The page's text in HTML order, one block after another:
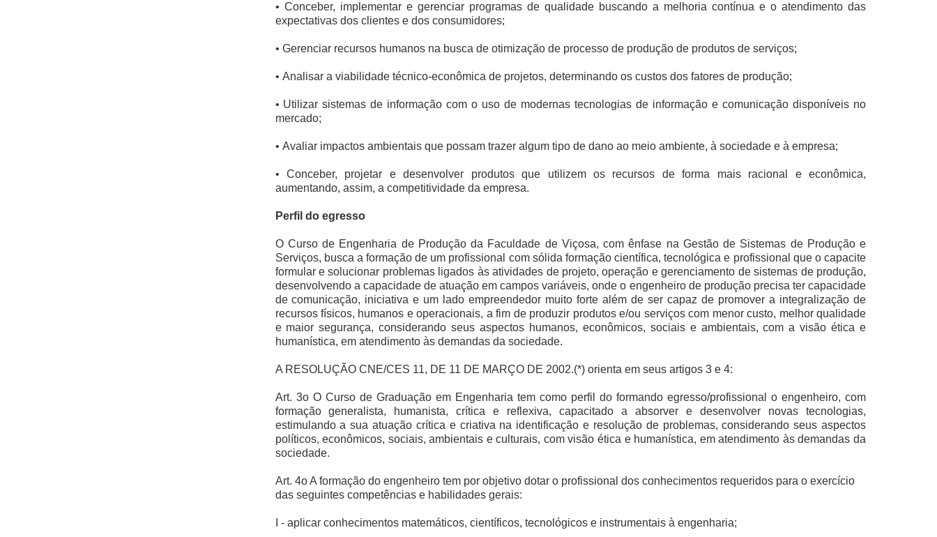
• Conceber, implementar e gerenciar programas de qualidade buscando a melhoria contínua e o atendimento das
expectativas dos clientes e dos consumidores;
• Gerenciar recursos humanos na busca de otimização de processo de produção de produtos de serviços;
• Analisar a viabilidade técnico-econômica de projetos, determinando os custos dos fatores de produção;
• Utilizar sistemas de informação com o uso de modernas tecnologias de informação e comunicação disponíveis no
mercado;
• Avaliar impactos ambientais que possam trazer algum tipo de dano ao meio ambiente, à sociedade e à empresa;
• Conceber, projetar e desenvolver produtos que utilizem os recursos de forma mais racional e econômica,
aumentando, assim, a competitividade da empresa.
Perfil do egresso
O Curso de Engenharia de Produção da Faculdade de Viçosa, com ênfase na Gestão de Sistemas de Produção e
Serviços, busca a formação de um profissional com sólida formação científica, tecnológica e profissional que o capacite
formular e solucionar problemas ligados às atividades de projeto, operação e gerenciamento de sistemas de produção,
desenvolvendo a capacidade de atuação em campos variáveis, onde o engenheiro de produção precisa ter capacidade
de comunicação, iniciativa e um lado empreendedor muito forte além de ser capaz de promover a integralização de
recursos físicos, humanos e operacionais, a fim de produzir produtos e/ou serviços com menor custo, melhor qualidade
e maior segurança, considerando seus aspectos humanos, econômicos, sociais e ambientais, com a visão ética e
humanística, em atendimento às demandas da sociedade.
A RESOLUÇÃO CNE/CES 11, DE 11 DE MARÇO DE 2002.(*) orienta em seus artigos 3 e 4:
Art. 3o O Curso de Graduação em Engenharia tem como perfil do formando egresso/profissional o engenheiro, com
formação generalista, humanista, crítica e reflexiva, capacitado a absorver e desenvolver novas tecnologias,
estimulando a sua atuação crítica e criativa na identificação e resolução de problemas, considerando seus aspectos
políticos, econômicos, sociais, ambientais e culturais, com visão ética e humanística, em atendimento às demandas da
sociedade.
Art. 4o A formação do engenheiro tem por objetivo dotar o profissional dos conhecimentos requeridos para o exercício
das seguintes competências e habilidades gerais:
I - aplicar conhecimentos matemáticos, científicos, tecnológicos e instrumentais à engenharia;